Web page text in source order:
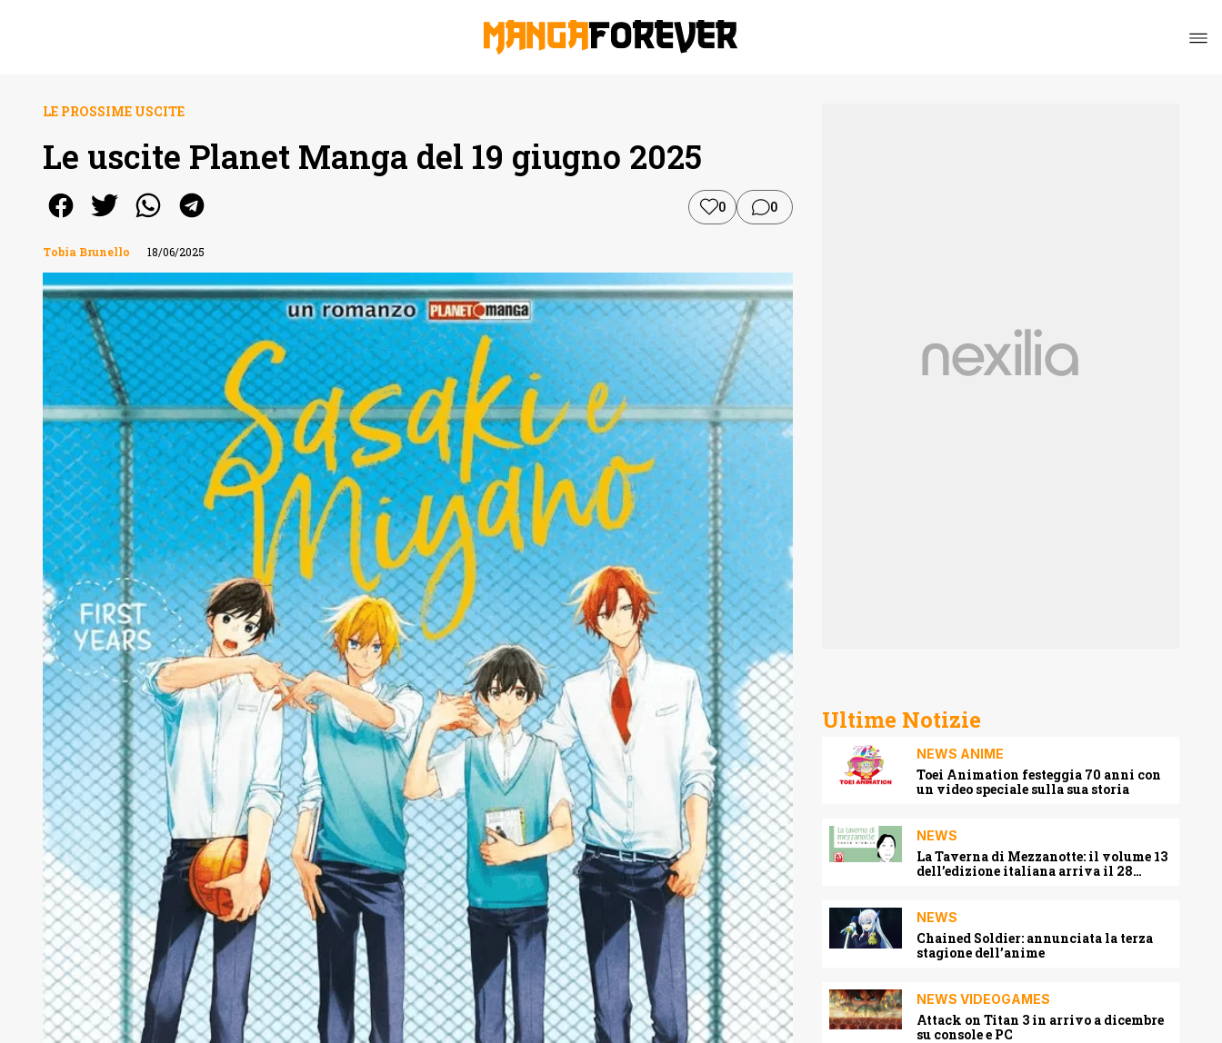
LE PROSSIME USCITE
Le uscite Planet Manga del 19 giugno 2025
0 0
Tobia Brunello 18/06/2025
Ultime Notizie
NEWS ANIME
Toei Animation festeggia 70 anni con
un video speciale sulla sua storia
NEWS
La Taverna di Mezzanotte: il volume 13
dell’edizione italiana arriva il 28
NEWS
Chained Soldier: annunciata la terza
stagione dell’anime
NEWS VIDEOGAMES
Attack on Titan 3 in arrivo a dicembre
su console e PC